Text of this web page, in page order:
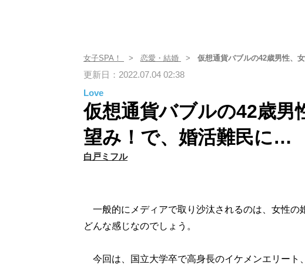
女子SPA！ 恋愛・結婚 仮想通貨バブルの42歳男性、
更新日：2022.07.04 02:38
Love
仮想通貨バブルの42歳男
望み！で、婚活難民に…
白戸ミフル
一般的にメディアで取り沙汰されるのは、女性の
どんな感じなのでしょう。
今回は、国立大学卒で高身長のイケメンエリート、